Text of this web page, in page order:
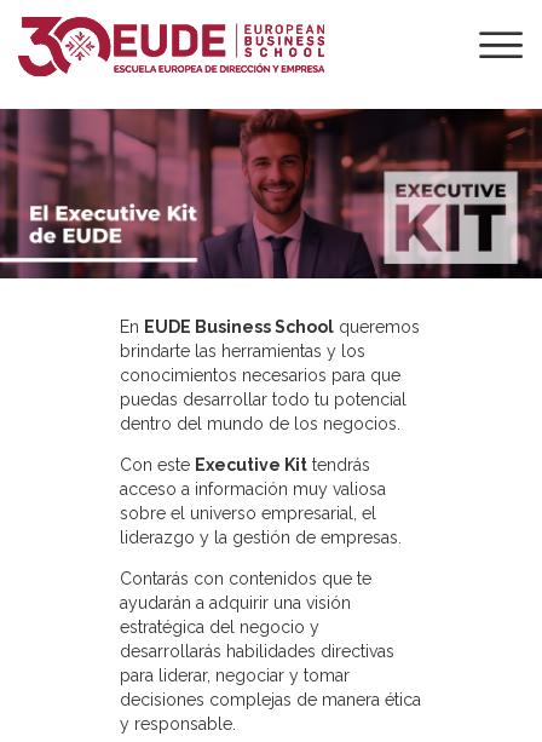
En EUDE Business Schoolqueremos
brindarte las herramientas y los
conocimientos necesarios para que
puedas desarrollar todo tu potencial
dentro del mundo de los negocios.
Con este Executive Kittendrás
acceso a información muy valiosa
sobre el universo empresarial, el
liderazgo y la gestión de empresas.
Contarás con contenidos que te
ayudarán a adquirir una visión
estratégica del negocio y
desarrollarás habilidades directivas
para liderar, negociar y tomar
decisiones complejas de manera ética
y responsable.